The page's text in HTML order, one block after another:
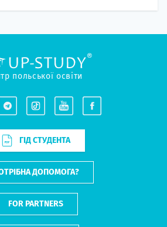
польської освіти
ГІД СТУДЕНТА
ДОПОМОГА?
FOR PARTNERS